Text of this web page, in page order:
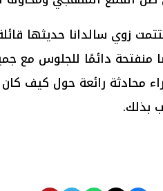
منفتحة دائمًا للجلوس مع
محادثة رائعة حول كيف
بذلك.